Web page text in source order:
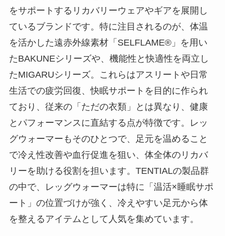
をサポートするリカバリーウェアやギアを展開し
ているブランドです。特に注目されるのが、体温
を活かした遠赤外線素材「SELFLAME®」を用い
たBAKUNEシリーズや、機能性と快適性を両立し
たMIGARUシリーズ。これらはアスリートや日常
生活での疲労回復、快眠サポートを目的に作られ
ており、従来の「ただの衣類」とは異なり、健康
とパフォーマンスに直結する点が特徴です。レッ
グウォーマーもそのひとつで、足元を温めること
で冷え性改善や血行促進を狙い、体全体のリカバ
リーを助ける役割を担います。TENTIALの製品群
の中で、レッグウォーマーは特に「温活×睡眠サポ
ート」の位置づけが強く、冷えやすい足元から体
を整えるアイテムとして人気を集めています。